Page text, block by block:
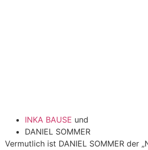
INKA BAUSE und
DANIEL SOMMER
Vermutlich ist DANIEL SOMMER der